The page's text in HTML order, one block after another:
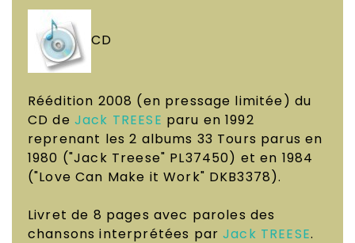
CD
Réédition 2008 (en pressage limitée) du
CD de Jack TREESE paru en 1992
reprenant les 2 albums 33 Tours parus en
1980 ("Jack Treese" PL37450) et en 1984
("Love Can Make it Work" DKB3378).
Livret de 8 pages avec paroles des
chansons interprétées parJack TREESE.